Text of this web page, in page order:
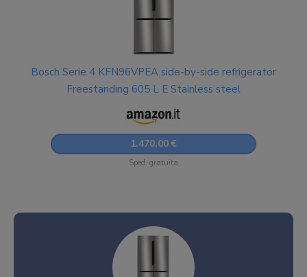
Bosch Serie 4 KFN96VPEA side-by-side refrigerator
Freestanding 605 L E Stainless steel
1.470,00 €
Sped. gratuita